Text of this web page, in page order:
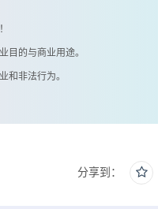
目的与商业用途。
和非法行为。
分享到：